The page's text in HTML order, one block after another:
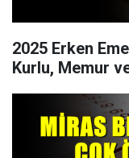
2025 Erken
Kurlu, Memur